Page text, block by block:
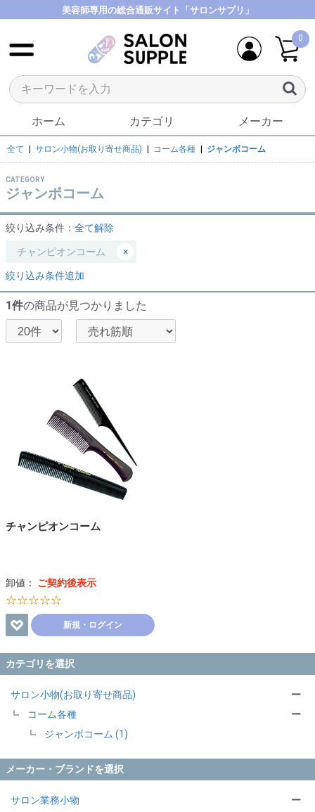
美容師専用の総合通販サイト「サロンサプリ」
0
ホーム カテゴリ メーカー
カテゴリを選択
サロン小物(お取り寄せ商品)
コーム各種
ジャンボコーム (1)
ー
ー
メーカー・ブランドを選択
サロン業務小物
ー
全て サロン小物(お取り寄せ商品) コーム各種 ジャンボコーム
CATEGORY
ジャンボコーム
絞り込み条件： 全て解除
チャンピオンコーム ×
絞り込み条件追加
1件の商品が見つかりました
チャンピオンコーム
卸値： ご契約後表示
☆☆☆☆☆
新規・ログイン